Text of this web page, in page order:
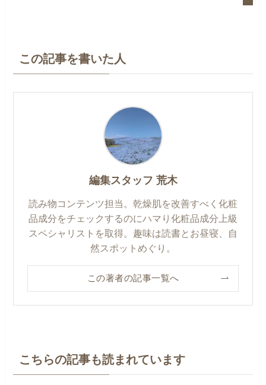
この記事を書いた人
編集スタッフ 荒木
読み物コンテンツ担当。乾燥肌を改善すべく化粧
品成分をチェックするのにハマり化粧品成分上級
スペシャリストを取得。趣味は読書とお昼寝、自
然スポットめぐり。
この著者の記事一覧へ
こちらの記事も読まれています